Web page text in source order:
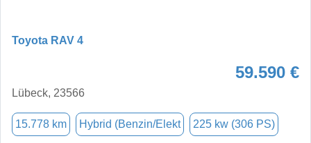
Toyota RAV 4
59.590 €
Lübeck, 23566
15.778 km Hybrid (Benzin/Elekt 225 kw (306 PS)